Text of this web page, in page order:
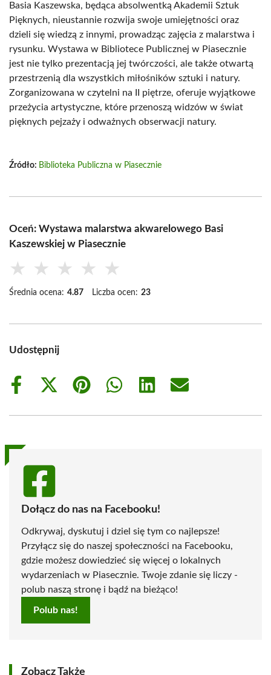
Basia Kaszewska, będąca absolwentką Akademii Sztuk
Pięknych, nieustannie rozwija swoje umiejętności oraz
dzieli się wiedzą z innymi, prowadząc zajęcia z malarstwa i
rysunku. Wystawa w Bibliotece Publicznej w Piasecznie
jest nie tylko prezentacją jej twórczości, ale także otwartą
przestrzenią dla wszystkich miłośników sztuki i natury.
Zorganizowana w czytelni na II piętrze, oferuje wyjątkowe
przeżycia artystyczne, które przenoszą widzów w świat
pięknych pejzaży i odważnych obserwacji natury.
Źródło: Biblioteka Publiczna w Piasecznie
Oceń: Wystawa malarstwa akwarelowego Basi
Kaszewskiej w Piasecznie
★ ★ ★ ★ ★
Średnia ocena: 4.87 Liczba ocen: 23
Udostępnij
Share
Share
(Twitter)
Share
Share
Share
Share
Dołącz do nas na Facebooku!
Odkrywaj, dyskutuj i dziel się tym co najlepsze!
Przyłącz się do naszej społeczności na Facebooku,
gdzie możesz dowiedzieć się więcej o lokalnych
wydarzeniach w Piasecznie. Twoje zdanie się liczy -
polub naszą stronę i bądź na bieżąco!
Polub nas!
Zobacz Także